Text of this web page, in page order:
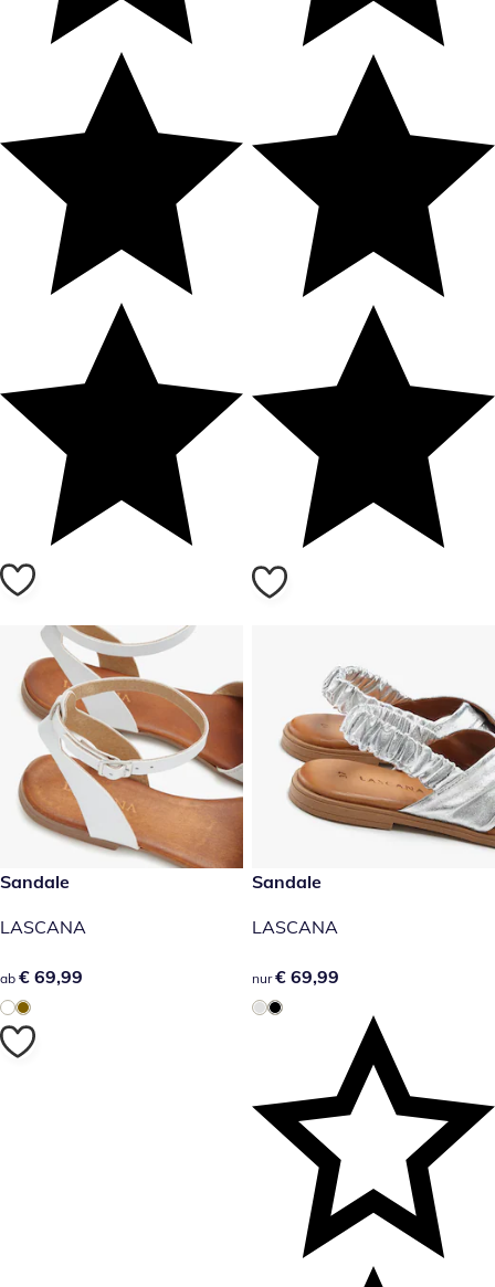
€ 69,99
Sandale
LASCANA
€ 69,99
ab € 69,99
€ 69,99
Sandale
LASCANA
€ 69,99
nur € 69,99